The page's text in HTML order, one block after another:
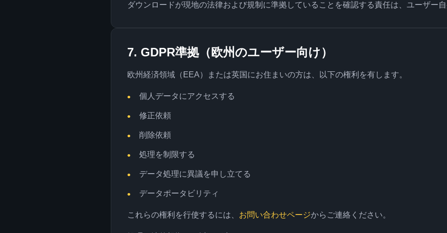
ダウンロードが現地の法律および規制に準拠していることを確認する責任は、ユーザー
7. GDPR準拠（欧州のユーザー向け）
欧州経済領域（EEA）または英国にお住まいの方は、以下の権利を有します。
個人データにアクセスする
修正依頼
削除依頼
処理を制限する
データ処理に異議を申し立てる
データポータビリティ
これらの権利を行使するには、 お問い合わせページからご連絡ください。